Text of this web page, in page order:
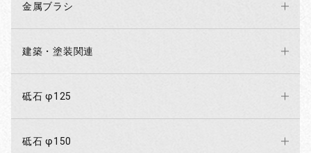
金属ブラシ
建築・塗装関連
砥石 φ125
砥石 φ150